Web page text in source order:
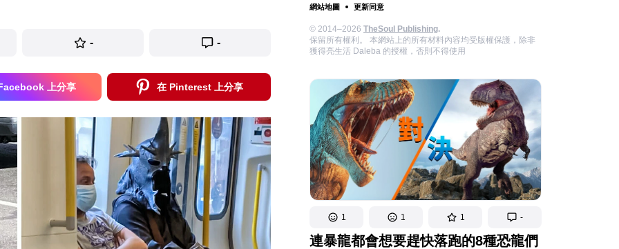
網站地圖
更新同意
© 2014–2026 TheSoul Publishing.
保留所有權利。 本網站上的所有材料內容均受版權保護，除非
獲得亮生活 Daleba 的授權，否則不得使用
1 1 1 -
連暴龍都會想要趕快落跑的8種恐龍們
- -
上分享 在 Pinterest 上分享